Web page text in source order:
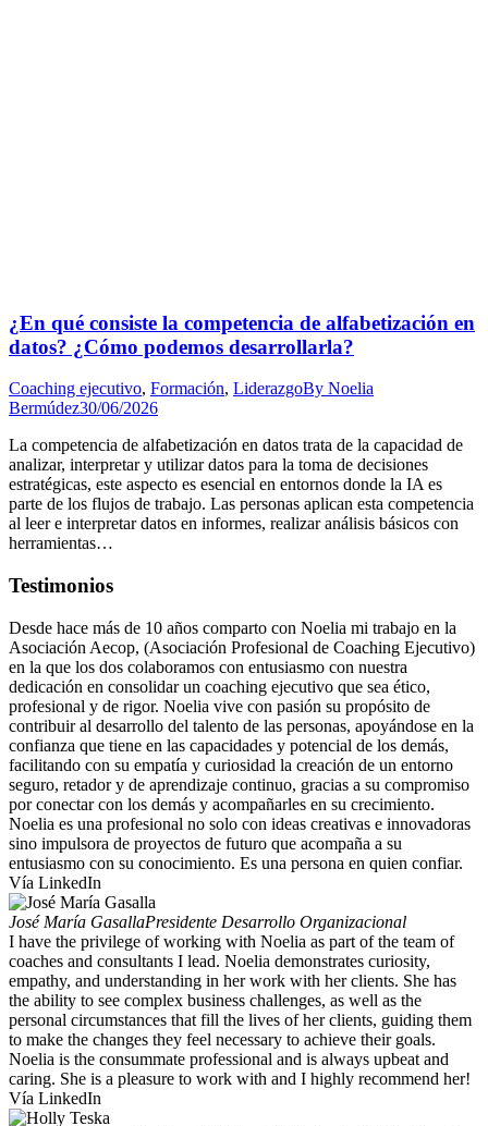
¿En qué consiste la competencia de alfabetización en
datos? ¿Cómo podemos desarrollarla?
Coaching ejecutivo, Formación, LiderazgoBy Noelia
Bermúdez30/06/2026
La competencia de alfabetización en datos trata de la capacidad de
analizar, interpretar y utilizar datos para la toma de decisiones
estratégicas, este aspecto es esencial en entornos donde la IA es
parte de los flujos de trabajo. Las personas aplican esta competencia
al leer e interpretar datos en informes, realizar análisis básicos con
herramientas…
Testimonios
Desde hace más de 10 años comparto con Noelia mi trabajo en la
Asociación Aecop, (Asociación Profesional de Coaching Ejecutivo)
en la que los dos colaboramos con entusiasmo con nuestra
dedicación en consolidar un coaching ejecutivo que sea ético,
profesional y de rigor. Noelia vive con pasión su propósito de
contribuir al desarrollo del talento de las personas, apoyándose en la
confianza que tiene en las capacidades y potencial de los demás,
facilitando con su empatía y curiosidad la creación de un entorno
seguro, retador y de aprendizaje continuo, gracias a su compromiso
por conectar con los demás y acompañarles en su crecimiento.
Noelia es una profesional no solo con ideas creativas e innovadoras
sino impulsora de proyectos de futuro que acompaña a su
entusiasmo con su conocimiento. Es una persona en quien confiar.
Vía LinkedIn
José María GasallaPresidente Desarrollo Organizacional
I have the privilege of working with Noelia as part of the team of
coaches and consultants I lead. Noelia demonstrates curiosity,
empathy, and understanding in her work with her clients. She has
the ability to see complex business challenges, as well as the
personal circumstances that fill the lives of her clients, guiding them
to make the changes they feel necessary to achieve their goals.
Noelia is the consummate professional and is always upbeat and
caring. She is a pleasure to work with and I highly recommend her!
Vía LinkedIn